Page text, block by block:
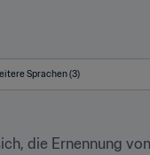
Sprachen (3)
die Ernennung